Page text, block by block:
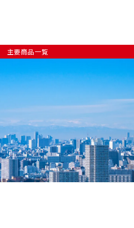
主要商品一覧